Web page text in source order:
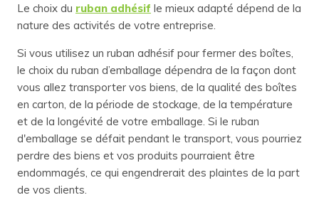
Le choix du ruban adhésif le mieux adapté dépend de la
nature des activités de votre entreprise.
Si vous utilisez un ruban adhésif pour fermer des boîtes,
le choix du ruban d’emballage dépendra de la façon dont
vous allez transporter vos biens, de la qualité des boîtes
en carton, de la période de stockage, de la température
et de la longévité de votre emballage. Si le ruban
d'emballage se défait pendant le transport, vous pourriez
perdre des biens et vos produits pourraient être
endommagés, ce qui engendrerait des plaintes de la part
de vos clients.